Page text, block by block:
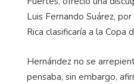
Luis Fernando Suárez,
Rica clasificaría a la Copa
Hernández no se
pensaba, sin embargo,